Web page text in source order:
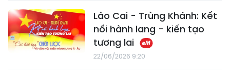
Lào Cai - Trùng Khánh: Kết
nối hành lang - kiến tạo
tương lai
22/06/2026 9:20